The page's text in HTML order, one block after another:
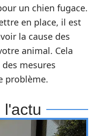
un chien fugace.
en place, il est
la cause des
animal. Cela
mesures
problème.
l'actu